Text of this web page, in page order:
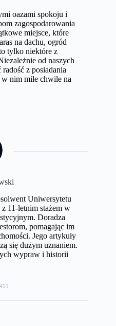
oazami spokoju i
zagospodarowania
miejsce, które
na dachu, ogród
tylko niektóre z
od naszych
z posiadania
w nim miłe chwile na
Uniwersytetu
11-letnim stażem w
Doradza
pomagając im
Jego artykuły
się dużym uznaniem.
wypraw i historii